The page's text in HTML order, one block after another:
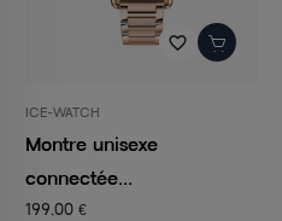
favorite_border
ICE-WATCH
Montre unisexe
connectée...
199,00 €